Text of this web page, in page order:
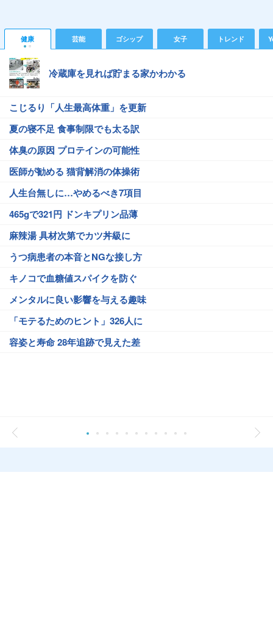
健康 芸能 ゴシップ 女子 トレンド
冷蔵庫を見れば貯まる家かわかる
こじるり「人生最高体重」を更新
夏の寝不足 食事制限でも太る訳
体臭の原因 プロテインの可能性
医師が勧める 猫背解消の体操術
人生台無しに…やめるべき7項目
465gで321円 ドンキプリン品薄
麻辣湯 具材次第でカツ丼級に
うつ病患者の本音とNGな接し方
キノコで血糖値スパイクを防ぐ
メンタルに良い影響を与える趣味
「モテるためのヒント」326人に
容姿と寿命 28年追跡で見えた差